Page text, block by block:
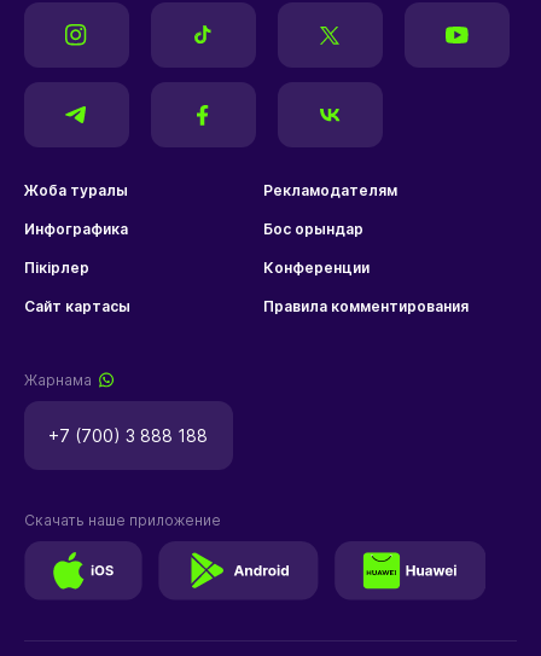
Жоба туралы Рекламодателям
Инфографика Бос орындар
Пікірлер Конференции
Сайт картасы Правила комментирования
Жарнама
+7 (700) 3 888 188
Скачать наше приложение